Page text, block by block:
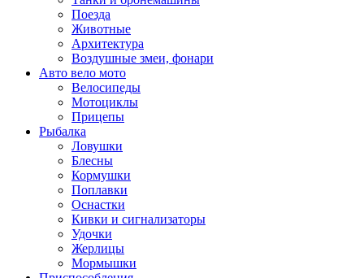
Поезда
Животные
Архитектура
Воздушные змеи, фонари
Авто вело мото
Велосипеды
Мотоциклы
Прицепы
Рыбалка
Ловушки
Блесны
Кормушки
Поплавки
Оснастки
Кивки и сигнализаторы
Удочки
Жерлицы
Мормышки